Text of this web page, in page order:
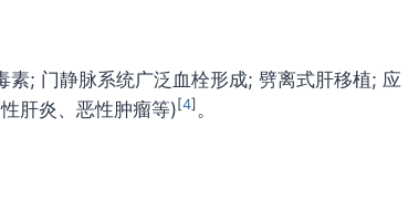
; 门静脉系统广泛血栓形成; 劈离式肝移植; 应
肝炎、恶性肿瘤等) [4] 。